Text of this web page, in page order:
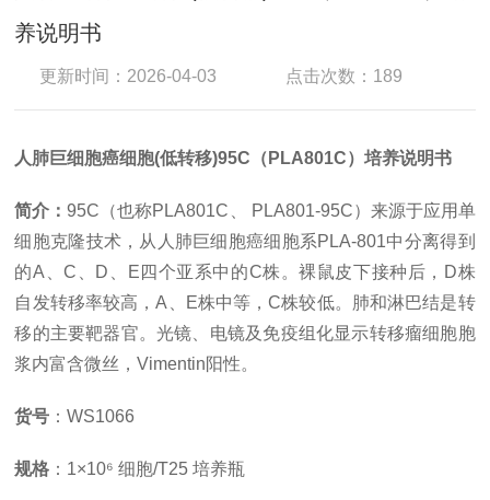
养说明书
更新时间：2026-04-03 点击次数：189
人肺巨细胞癌细胞(低转移)95C（PLA801C）培养说明书
简介：95C（也称PLA801C、 PLA801-95C）来源于应用单
细胞克隆技术，从人肺巨细胞癌细胞系PLA-801中分离得到
的A、C、D、E四个亚系中的C株。裸鼠皮下接种后，D株
自发转移率较高，A、E株中等，C株较低。肺和淋巴结是转
移的主要靶器官。光镜、电镜及免疫组化显示转移瘤细胞胞
浆内富含微丝，Vimentin阳性。
货号 ：WS1066
规格 ： 1×10⁶ 细胞/T25 培养瓶